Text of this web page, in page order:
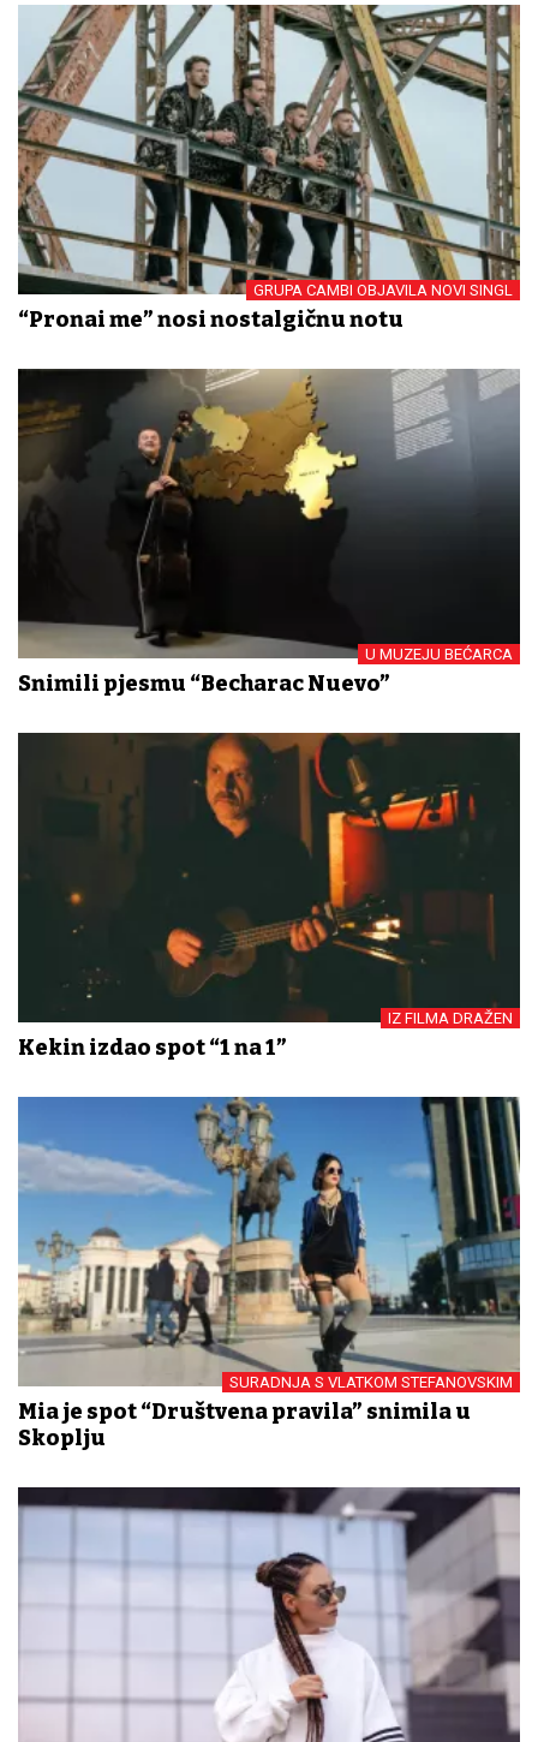
GRUPA CAMBI OBJAVILA NOVI SINGL
“Pronađi me” nosi nostalgičnu notu
U MUZEJU BEĆARCA
Snimili pjesmu “Becharac Nuevo”
IZ FILMA DRAŽEN
Kekin izdao spot “1 na 1”
SURADNJA S VLATKOM STEFANOVSKIM
Mia je spot “Društvena pravila” snimila u
Skoplju